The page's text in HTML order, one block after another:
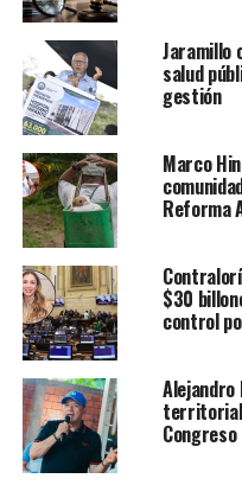
Jaramillo
salud
gestión
Marco
Reforma
$30
control
Congreso